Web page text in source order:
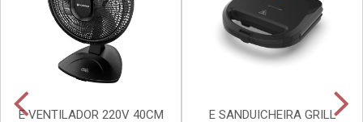
E VENTILADOR 220V 40CM
E SANDUICHEIRA GRILL